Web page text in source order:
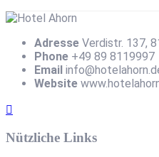
Adresse Verdistr. 137,
Phone +49 89 8119997
Email
Website
Nützliche Links